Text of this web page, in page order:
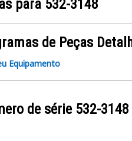
para 532-3148
de Peças
Equipamento
de série 532-3148